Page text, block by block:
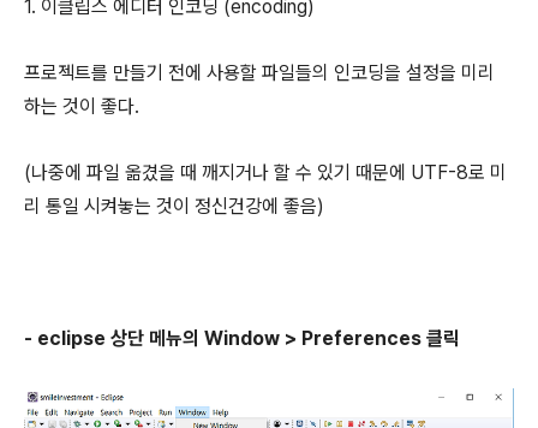
1. 이클립스 에디터 인코딩 (encoding)
프로젝트를 만들기 전에 사용할 파일들의 인코딩을 설정을 미리
하는 것이 좋다.
(나중에 파일 옮겼을 때 깨지거나 할 수 있기 때문에 UTF-8로 미
리 통일 시켜놓는 것이 정신건강에 좋음)
- eclipse 상단 메뉴의 Window > Preferences 클릭